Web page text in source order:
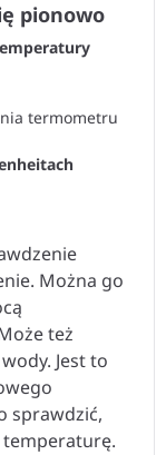
pionowo
termometru
Można go
też
Jest to
sprawdzić,